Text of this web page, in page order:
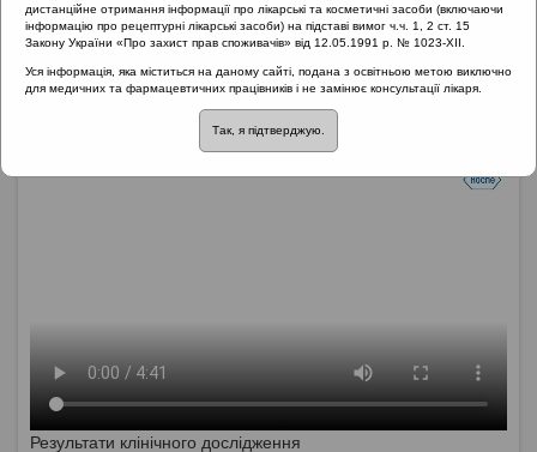
Поширений
дрібноклітинний рак
легені (ДКРЛ)
Результати клінічного дослідження
дистанційне отримання інформації про лікарські та косметичні засоби (включаючи
інформацію про рецептурні лікарські засоби) на підставі вимог ч.ч. 1, 2 ст. 15
Закону України «Про захист прав споживачів» від 12.05.1991 р. № 1023-XII.
Уся інформація, яка міститься на даному сайті, подана з освітньою метою виключно
для медичних та фармацевтичних працівників і не замінює консультації лікаря.
Так, я підтверджую.